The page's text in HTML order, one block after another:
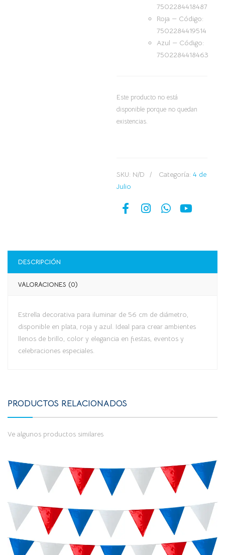
7502284418487
Roja — Código:
7502284419514
Azul — Código:
7502284418463
Este producto no está
disponible porque no quedan
existencias.
SKU: N/D Categoría:4 de
Julio
DESCRIPCIÓN
VALORACIONES (0)
Estrella decorativa para iluminar de 56 cm de diámetro,
disponible en plata, roja y azul. Ideal para crear ambientes
llenos de brillo, color y elegancia en fiestas, eventos y
celebraciones especiales.
PRODUCTOS RELACIONADOS
Ve algunos productos similares